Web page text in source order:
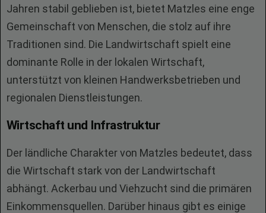
Jahren stabil geblieben ist, bietet Matzles eine enge
Gemeinschaft von Menschen, die stolz auf ihre
Traditionen sind. Die Landwirtschaft spielt eine
dominante Rolle in der lokalen Wirtschaft,
unterstützt von kleinen Handwerksbetrieben und
regionalen Dienstleistungen.
Wirtschaft und Infrastruktur
Der ländliche Charakter von Matzles bedeutet, dass
die Wirtschaft stark von der Landwirtschaft
abhängt. Ackerbau und Viehzucht sind die primären
Einkommensquellen. Darüber hinaus gibt es einige